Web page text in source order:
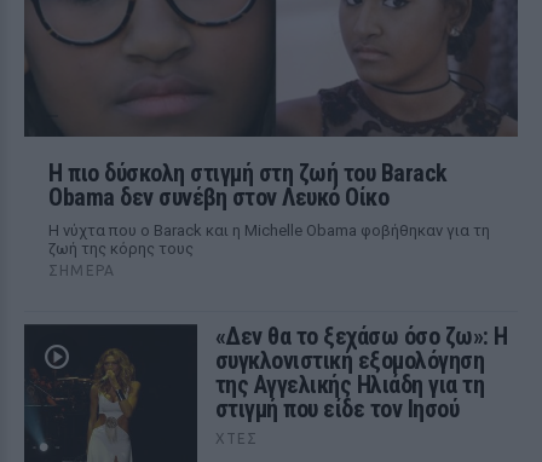
Η πιο δύσκολη στιγμή στη ζωή του Barack
Obama δεν συνέβη στον Λευκό Οίκο
Η νύχτα που ο Barack και η Michelle Obama φοβήθηκαν για τη
ζωή της κόρης τους
ΣΉΜΕΡΑ
«Δεν θα το ξεχάσω όσο ζω»: Η
συγκλονιστική εξομολόγηση
της Αγγελικής Ηλιάδη για τη
στιγμή που είδε τον Ιησού
ΧΤΕΣ